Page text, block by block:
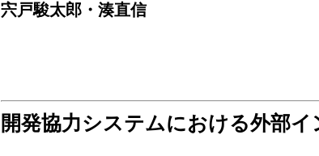
宍戸駿太郎・湊直信
開発協力システムにおける外部